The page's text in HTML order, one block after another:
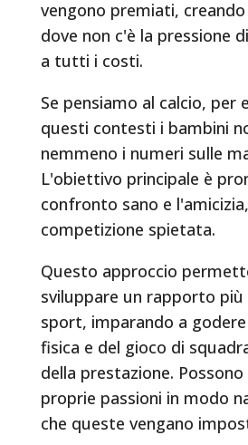
vengono premiati,
dove non c'è la pressione
a tutti i costi.
Se pensiamo al calcio, per
questi contesti i bambini
nemmeno i numeri sulle
L'obiettivo principale è
confronto sano e
competizione spietata.
Questo approccio
sviluppare un rapporto più
sport, imparando a
fisica e del gioco di
della prestazione.
proprie passioni in modo
che queste vengano